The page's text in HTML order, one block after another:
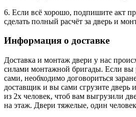
6. Если всё хорошо, подпишите акт
сделать полный расчёт за дверь и
Информация о доставке
Доставка и монтаж двери у нас
силами монтажной бригады. Если вы
сами, необходимо договориться
доставщик и вы сами сгрузите дверь
из 2х человек, чтоб вам выгрузили
на этаж. Двери тяжелые, один